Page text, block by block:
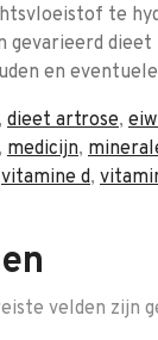
te
en
, dieet artrose,
, medicijn,
vitamine d,
velden zijn